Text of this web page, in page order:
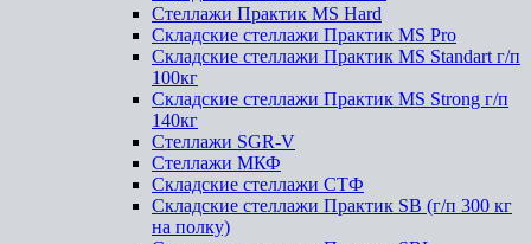
Стеллажи Практик MS Hard
Складские стеллажи Практик MS Pro
Складские стеллажи Практик MS Standart г/п
100кг
Складские стеллажи Практик MS Strong г/п
140кг
Стеллажи SGR-V
Стеллажи МКФ
Складские стеллажи СТФ
Складские стеллажи Практик SB (г/п 300 кг
на полку)